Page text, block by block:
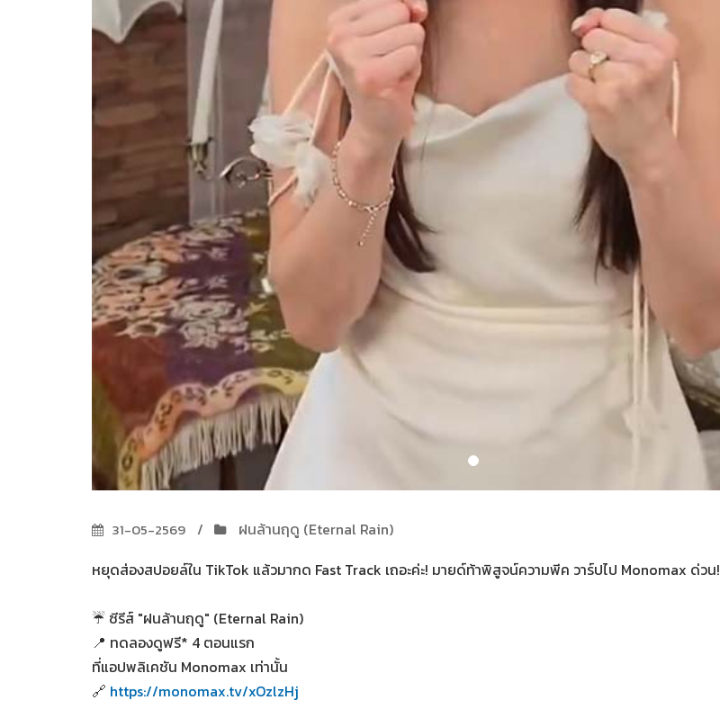
31-05-2569
ฝนล้านฤดู (Eternal Rain)
หยุดส่องสปอยล์ใน TikTok แล้วมากด Fast Track เถอะค่ะ! มายด์ท้าพิสูจน์ความพีค วาร์ปไป Monomax ด่วน!
☔ ซีรีส์ "ฝนล้านฤดู" (Eternal Rain)
📍 ทดลองดูฟรี* 4 ตอนแรก
ที่แอปพลิเคชัน Monomax เท่านั้น
🔗 https://monomax.tv/xOzlzHj